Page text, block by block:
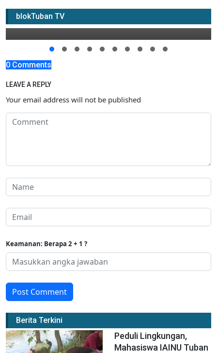
blokTuban TV
Meninggal
25 November 2019 20:00
0 Comments
LEAVE A REPLY
Your email address will not be published
Keamanan: Berapa 2 + 1 ?
Post Comment
Berita Terkini
Peduli Lingkungan,
Mahasiswa IAINU Tuban